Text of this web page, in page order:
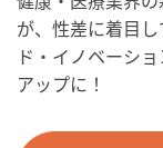
が、性差に着目
ド・イノベーシ
アップに！